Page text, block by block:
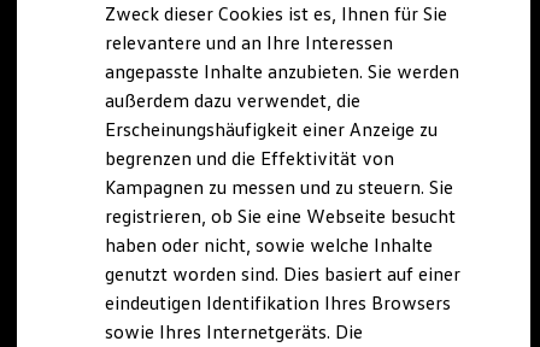
Kaufoptionen
E-Auto-Förderung
Software und Konnektivität
Die ID. Software 6
ID. Software Versionen und Updates
Digitale Extras
Schnittstellen zu Ihrem ID.
Hybridautos
Marke und Erlebnis
Volkswagen R und R Experience
R-Modelle
R Experience
Driving Experience
Volkswagen entdecken
Werkbesichtigung
Zweck dieser Cookies ist es, Ihnen für Sie
relevantere und an Ihre Interessen
angepasste Inhalte anzubieten. Sie werden
außerdem dazu verwendet, die
Erscheinungshäufigkeit einer Anzeige zu
begrenzen und die Effektivität von
Kampagnen zu messen und zu steuern. Sie
registrieren, ob Sie eine Webseite besucht
haben oder nicht, sowie welche Inhalte
genutzt worden sind. Dies basiert auf einer
eindeutigen Identifikation Ihres Browsers
sowie Ihres Internetgeräts. Die